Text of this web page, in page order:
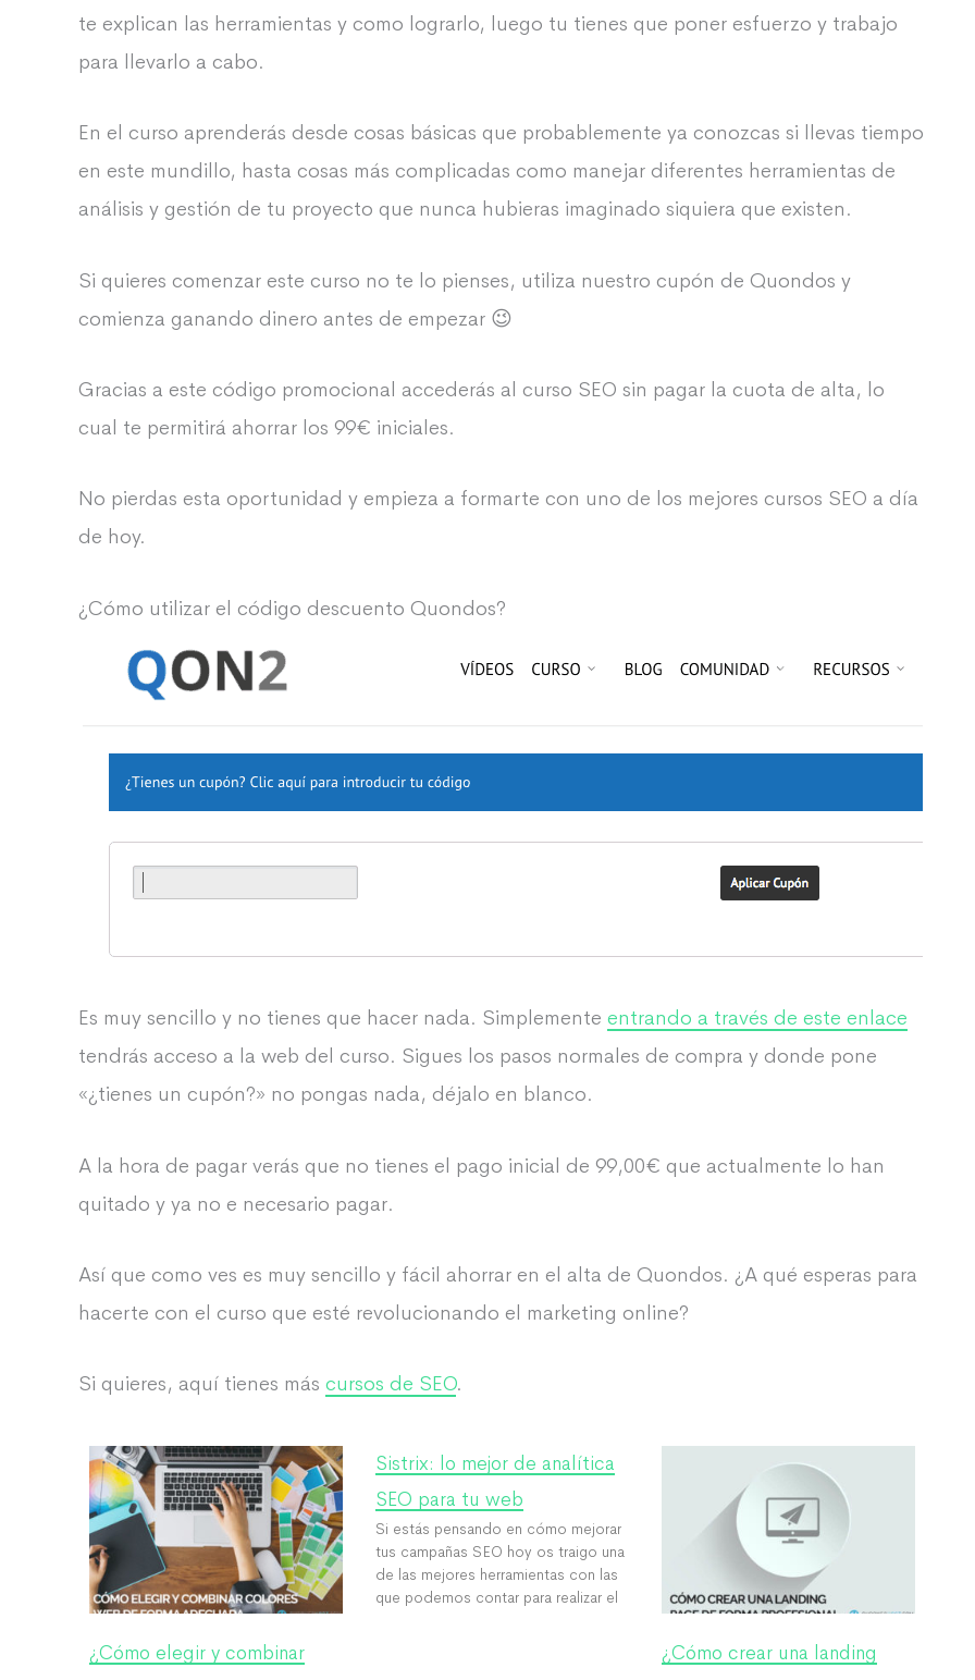
te explican las herramientas y como lograrlo, luego tu tienes que poner esfuerzo y trabajo
para llevarlo a cabo.
En el curso aprenderás desde cosas básicas que probablemente ya conozcas si llevas tiempo
en este mundillo, hasta cosas más complicadas como manejar diferentes herramientas de
análisis y gestión de tu proyecto que nunca hubieras imaginado siquiera que existen.
Si quieres comenzar este curso no te lo pienses, utiliza nuestro cupón de Quondos y
comienza ganando dinero antes de empezar 😉
Gracias a este código promocional accederás al curso SEO sin pagar la cuota de alta, lo
cual te permitirá ahorrar los 99€ iniciales.
No pierdas esta oportunidad y empieza a formarte con uno de los mejores cursos SEO a día
de hoy.
¿Cómo utilizar el código descuento Quondos?
Es muy sencillo y no tienes que hacer nada. Simplemente entrando a través de este enlace
tendrás acceso a la web del curso. Sigues los pasos normales de compra y donde pone
«¿tienes un cupón?» no pongas nada, déjalo en blanco.
A la hora de pagar verás que no tienes el pago inicial de 99,00€ que actualmente lo han
quitado y ya no e necesario pagar.
Así que como ves es muy sencillo y fácil ahorrar en el alta de Quondos. ¿A qué esperas para
hacerte con el curso que esté revolucionando el marketing online?
Si quieres, aquí tienes más cursos de SEO.
¿Cómo elegir y combinar
Sistrix: lo mejor de analítica
SEO para tu web
Si estás pensando en cómo mejorar
tus campañas SEO hoy os traigo una
de las mejores herramientas con las
que podemos contar para realizar el
¿Cómo crear una landing